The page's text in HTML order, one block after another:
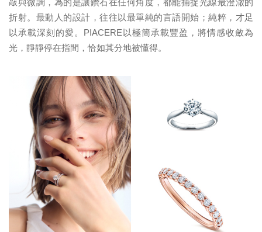
敲與微調，為的是讓鑽石在任何角度，都能捕捉光線最澄澈的
折射。最動人的設計，往往以最單純的言語開始；純粹，才足
以承載深刻的愛。PIACERE以極簡承載豐盈，將情感收斂為
光，靜靜停在指間，恰如其分地被懂得。